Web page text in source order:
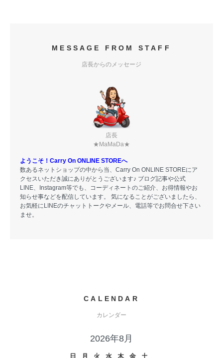
MESSAGE FROM STAFF
店長からのメッセージ
店長
★MaMaDa★
ようこそ！Carry On ONLINE STOREへ
数あるネットショップの中から当、Carry On ONLINE STOREにア
クセスいただき誠にありがとうございます♪ ブログ記事や公式
LINE、Instagram等でも、コーディネートのご紹介、お得情報やお
知らせ事などを配信しています。 気になることがございましたら、
お気軽にLINEのチャットトークやメール、電話等でお問合せ下さい
ませ。
CALENDAR
カレンダー
2026年8月
日 月 火 水 木 金 土